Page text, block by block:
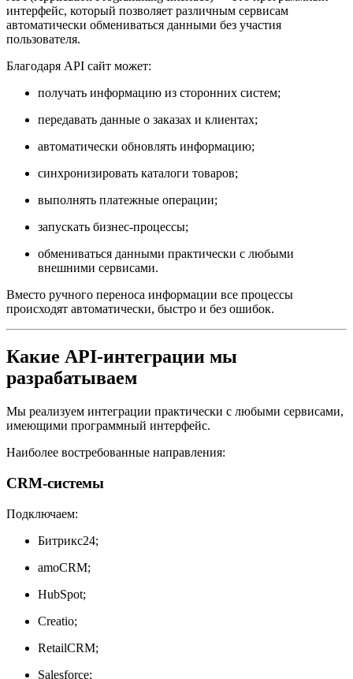
интерфейс, который позволяет различным сервисам
автоматически обмениваться данными без участия
пользователя.
Благодаря API сайт может:
получать информацию из сторонних систем;
передавать данные о заказах и клиентах;
автоматически обновлять информацию;
синхронизировать каталоги товаров;
выполнять платежные операции;
запускать бизнес-процессы;
обмениваться данными практически с любыми
внешними сервисами.
Вместо ручного переноса информации все процессы
происходят автоматически, быстро и без ошибок.
Какие API-интеграции мы
разрабатываем
Мы реализуем интеграции практически с любыми сервисами,
имеющими программный интерфейс.
Наиболее востребованные направления:
CRM-системы
Подключаем:
Битрикс24;
amoCRM;
HubSpot;
Creatio;
RetailCRM;
Salesforce;